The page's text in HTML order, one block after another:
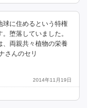
球に住めるという特権
堕落していました。
、両親共々植物の栄養
さんのセリ
2014年11月19日